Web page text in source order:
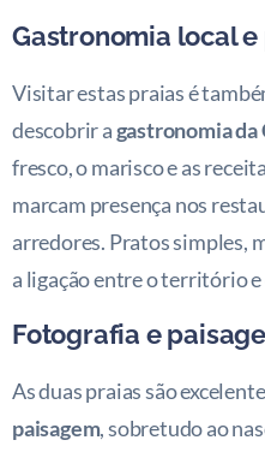
Gastronomia local
Visitar estas praias é
descobrir agastronomia
fresco, o marisco e as
marcam presença nos
arredores. Pratos simples,
a ligação entre o território e
Fotografia e
As duas praias são
paisagem, sobretudo ao